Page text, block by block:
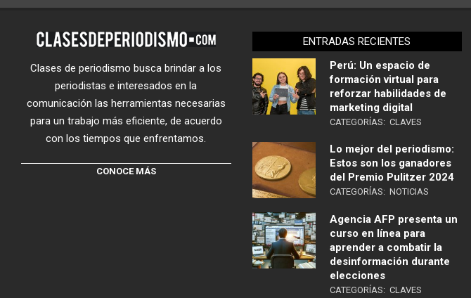
Clases de periodismo busca brindar a los
periodistas e interesados en la
comunicación las herramientas necesarias
para un trabajo más eficiente, de acuerdo
con los tiempos que enfrentamos.
CONOCE MÁS
ENTRADAS RECIENTES
Perú: Un espacio de
formación virtual para
reforzar habilidades de
marketing digital
CATEGORÍAS: CLAVES
Lo mejor del periodismo:
Estos son los ganadores
del Premio Pulitzer 2024
CATEGORÍAS: NOTICIAS
Agencia AFP presenta un
curso en línea para
aprender a combatir la
desinformación durante
elecciones
CATEGORÍAS: CLAVES